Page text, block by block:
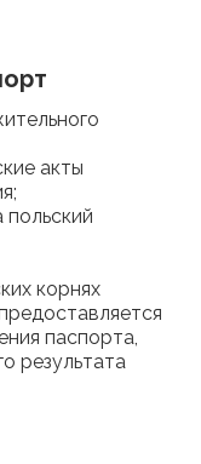
акты
польский
корнях
паспорта,
результата